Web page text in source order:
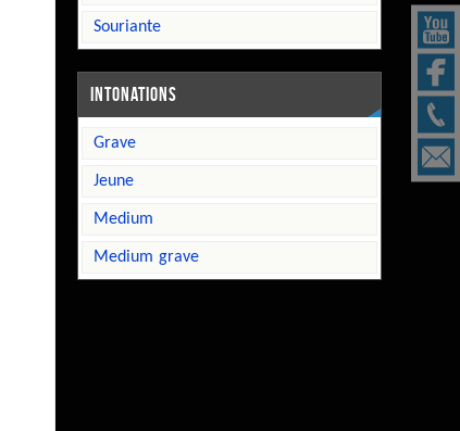
souriante
INTONATIONS
grave
jeune
medium
medium grave